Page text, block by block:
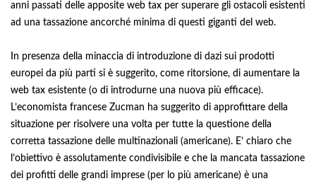
anni passati delle apposite web tax per superare gli ostacoli esistenti
ad una tassazione ancorché minima di questi giganti del web.
In presenza della minaccia di introduzione di dazi sui prodotti
europei da più parti si è suggerito, come ritorsione, di aumentare la
web tax esistente (o di introdurne una nuova più efficace).
L’economista francese Zucman ha suggerito di approfittare della
situazione per risolvere una volta per tutte la questione della
corretta tassazione delle multinazionali (americane). E’ chiaro che
l’obiettivo è assolutamente condivisibile e che la mancata tassazione
dei profitti delle grandi imprese (per lo più americane) è una